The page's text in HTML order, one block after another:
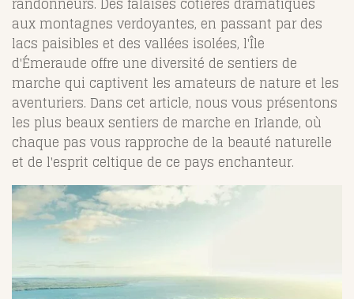
aux montagnes verdoyantes, en passant par des
lacs paisibles et des vallées isolées, l'Île
d'Émeraude offre une diversité de sentiers de
marche qui captivent les amateurs de nature et les
aventuriers. Dans cet article, nous vous présentons
les plus beaux sentiers de marche en Irlande, où
chaque pas vous rapproche de la beauté naturelle
et de l'esprit celtique de ce pays enchanteur.